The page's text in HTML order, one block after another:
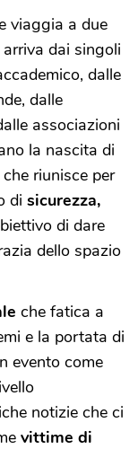
viaggia a due
dai singoli
dalle
dalle
associazioni
la nascita di
che riunisce per
di sicurezza,
di dare
dello spazio
che fatica a
e la portata di
evento come
notizie che ci
vittime di